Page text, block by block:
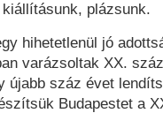
plázsunk.
hihetetlenül jó
varázsoltak XX.
újabb száz évet
Budapestet a